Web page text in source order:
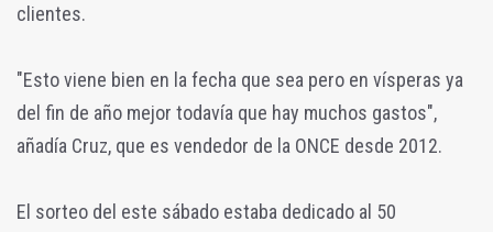
clientes.
"Esto viene bien en la fecha que sea pero en vísperas ya
del fin de año mejor todavía que hay muchos gastos",
añadía Cruz, que es vendedor de la ONCE desde 2012.
El sorteo del este sábado estaba dedicado al 50